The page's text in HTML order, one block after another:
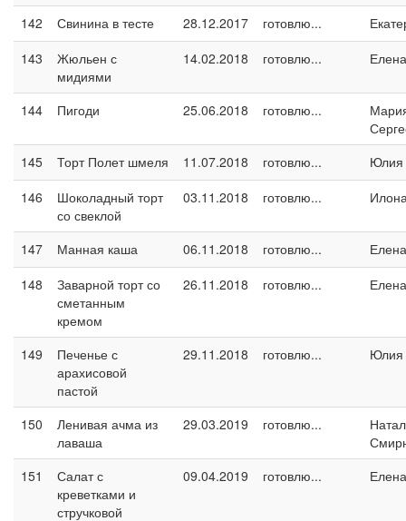
142 Свинина в тесте 28.12.2017 готовлю...
143
Жюльен с
мидиями
14.02.2018 готовлю...
144 Пигоди 25.06.2018 готовлю...
145
Торт Полет шмеля 11.07.2018 готовлю...
Юлия
146
Шоколадный торт
со свеклой
03.11.2018 готовлю...
147 Манная каша 06.11.2018 готовлю...
148
Заварной торт со
сметанным
кремом
26.11.2018 готовлю...
149
Печенье с
арахисовой
пастой
29.11.2018 готовлю... Юлия
150
Ленивая ачма из
лаваша
29.03.2019 готовлю...
151
Салат с
креветками и
стручковой
09.04.2019 готовлю...